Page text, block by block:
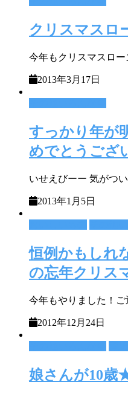
クリスマスロ
今年もクリスマスロ
2013年3月17日
すっかり年が
めでとうござ
いせえびーー 気がつ
2013年1月5日
恒例かもしれ
の忘年クリス
今年もやりました！
2012年12月24日
娘さんが10歳